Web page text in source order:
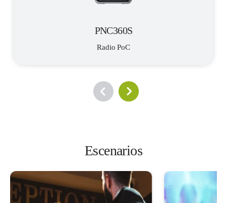
PNC360S
Radio PoC
Escenarios